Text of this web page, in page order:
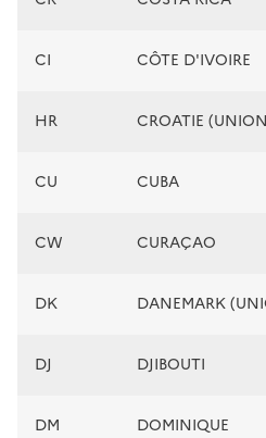
CI CÔTE D'IVOIRE
HR CROATIE
CU CUBA
CW CURAÇAO
DK DANEMARK
DJ DJIBOUTI
DM DOMINIQUE